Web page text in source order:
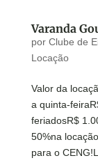
Varanda
por Clube de
Locação
Valor da
a quinta-
feriadosR$
50%na
para o